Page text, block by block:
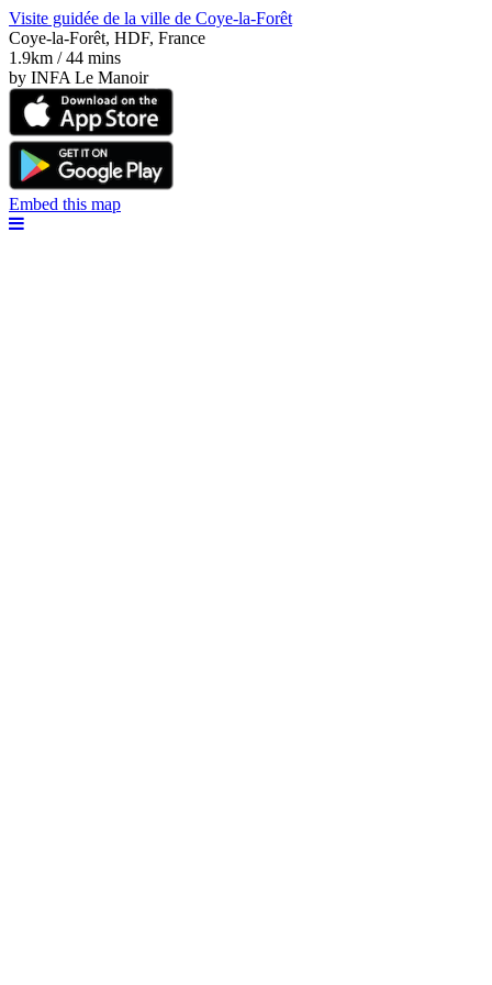
Visite guidée de la ville de Coye-la-Forêt
Coye-la-Forêt, HDF, France
1.9km / 44 mins
by INFA Le Manoir
Embed this map